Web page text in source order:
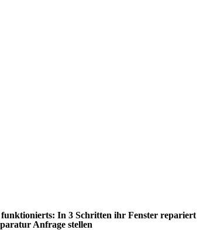
funktionierts: In 3 Schritten ihr Fenster repariert
Anfrage stellen